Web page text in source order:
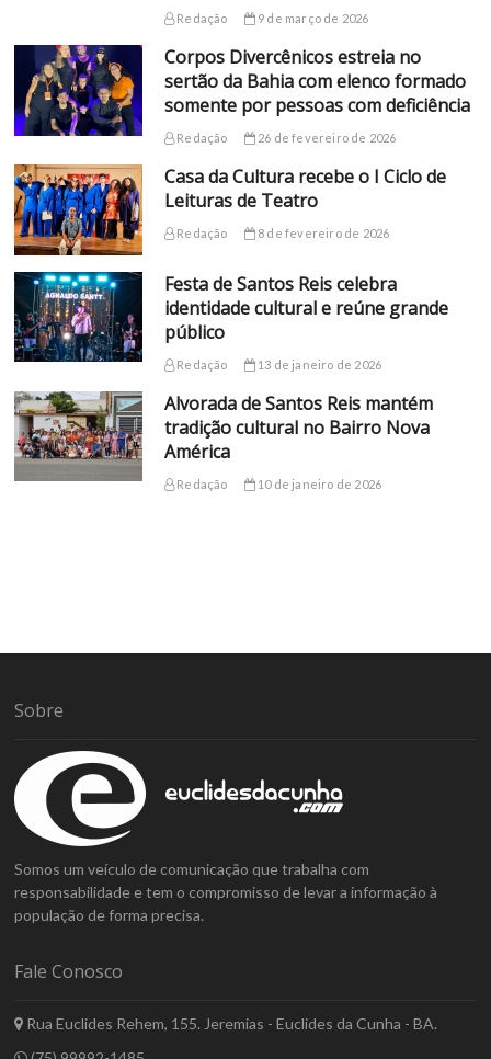
Redação 9 de março de 2026
Corpos Divercênicos estreia no
sertão da Bahia com elenco formado
somente por pessoas com deficiência
Redação 26 de fevereiro de 2026
Casa da Cultura recebe o I Ciclo de
Leituras de Teatro
Redação 8 de fevereiro de 2026
Festa de Santos Reis celebra
identidade cultural e reúne grande
público
Redação 13 de janeiro de 2026
Alvorada de Santos Reis mantém
tradição cultural no Bairro Nova
América
Redação 10 de janeiro de 2026
Sobre
Somos um veículo de comunicação que trabalha com
responsabilidade e tem o compromisso de levar a informação à
população de forma precisa.
Fale Conosco
Rua Euclides Rehem, 155. Jeremias - Euclides da Cunha - BA.